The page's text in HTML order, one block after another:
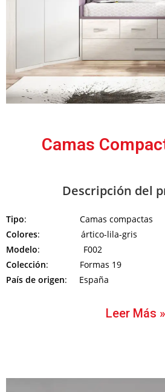
Camas
Descripción del
Tipo: Camas compactas
Colores: ártico-lila-gris
Modelo: F002
Colección: Formas 19
País de origen: España
Leer Más »